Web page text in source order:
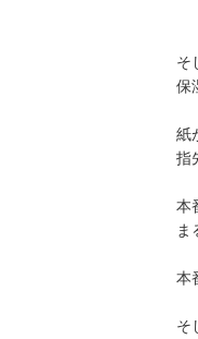
そ
保
紙
指
本
ま
本
そ